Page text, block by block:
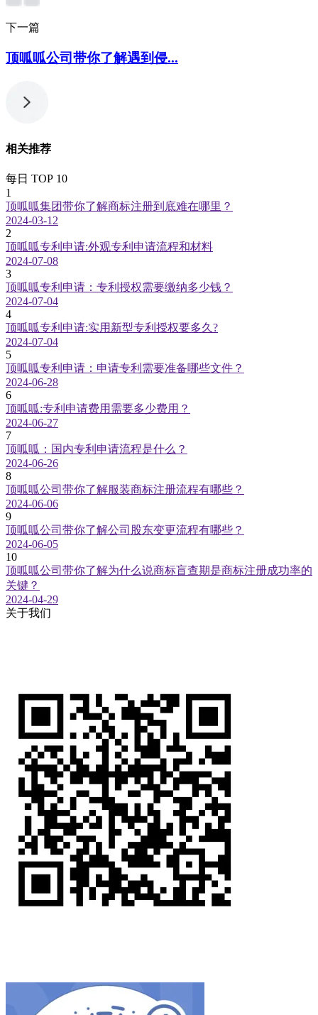
下一篇
顶呱呱公司带你了解遇到侵...
相关推荐
每日 TOP 10
1
顶呱呱集团带你了解商标注册到底难在哪里？
2024-03-12
2
顶呱呱专利申请:外观专利申请流程和材料
2024-07-08
3
顶呱呱专利申请：专利授权需要缴纳多少钱？
2024-07-04
4
顶呱呱专利申请:实用新型专利授权要多久?
2024-07-04
5
顶呱呱专利申请：申请专利需要准备哪些文件？
2024-06-28
6
顶呱呱:专利申请费用需要多少费用？
2024-06-27
7
顶呱呱：国内专利申请流程是什么？
2024-06-26
8
顶呱呱公司带你了解服装商标注册流程有哪些？
2024-06-06
9
顶呱呱公司带你了解公司股东变更流程有哪些？
2024-06-05
10
顶呱呱公司带你了解为什么说商标盲查期是商标注册成功率的
关键？
2024-04-29
关于我们